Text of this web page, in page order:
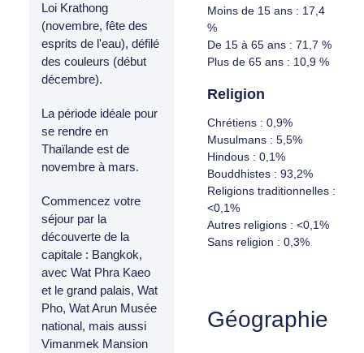
Loi Krathong
(novembre, fête des
esprits de l'eau), défilé
des couleurs (début
décembre).
La période idéale pour
se rendre en
Thaïlande est de
novembre à mars.
Commencez votre
séjour par la
découverte de la
capitale : Bangkok,
avec Wat Phra Kaeo
et le grand palais, Wat
Pho, Wat Arun Musée
national, mais aussi
Vimanmek Mansion
Moins de 15 ans : 17,4
%
De 15 à 65 ans : 71,7 %
Plus de 65 ans : 10,9 %
Religion
Chrétiens : 0,9%
Musulmans : 5,5%
Hindous : 0,1%
Bouddhistes : 93,2%
Religions traditionnelles :
<0,1%
Autres religions : <0,1%
Sans religion : 0,3%
Géographie